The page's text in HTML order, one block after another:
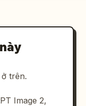
trên.
Image 2,